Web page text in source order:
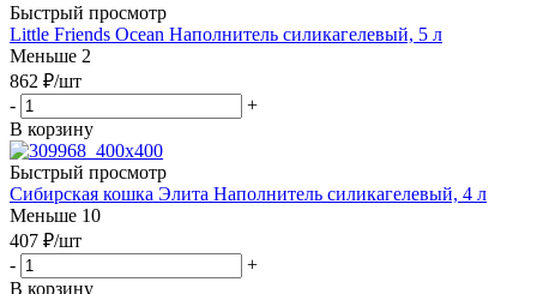
Быстрый просмотр
Little Friends Ocean Наполнитель силикагелевый, 5 л
Меньше 2
862 ₽/шт
-
+
В корзину
Быстрый просмотр
Сибирская кошка Элита Наполнитель силикагелевый, 4 л
Меньше 10
407 ₽/шт
-
+
В корзину